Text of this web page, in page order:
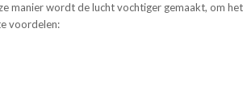
manier wordt de lucht vochtiger gemaakt, om
voordelen: